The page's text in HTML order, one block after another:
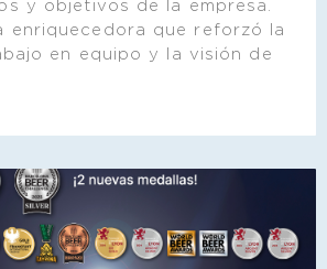
y objetivos de la empresa.
enriquecedora que reforzó la
en equipo y la visión de